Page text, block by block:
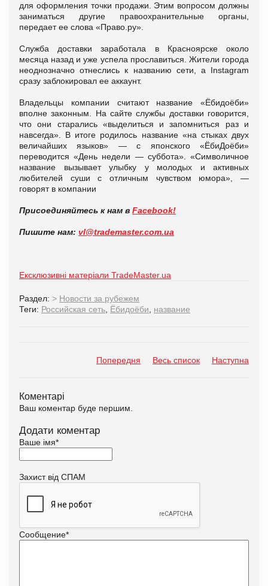
для оформления точки продажи. Этим вопросом должны
заниматься другие правоохранительные органы,
передает ее слова «Право.ру».
Служба доставки заработала в Красноярске около
месяца назад и уже успела прославиться. Жители города
неоднозначно отнеслись к названию сети, а Instagram
сразу заблокировал ее аккаунт.
Владельцы компании считают название «Ёбидоёби»
вполне законным. На сайте службы доставки говорится,
что они старались «выделиться и запомниться раз и
навсегда». В итоге родилось название «на стыках двух
величайших языков» — с японского «ЁбиДоёби»
переводится «День недели — суббота». «Символичное
название вызывает улыбку у молодых и активных
любителей суши с отличным чувством юмора», —
говорят в компании
Присоединяйтесь к нам в Facebook!
Пишите нам: vl@trademaster.com.ua
Ексклюзивні матеріали TradeMaster.ua
Раздел: > Новости за рубежем
Теги: Российская сеть, Ёбидоёби, название
Попередня Весь список Наступна
Коментарі
Ваш коментар буде першим.
Додати коментар
Ваше імя*
Захист від СПАМ
Сообщение*